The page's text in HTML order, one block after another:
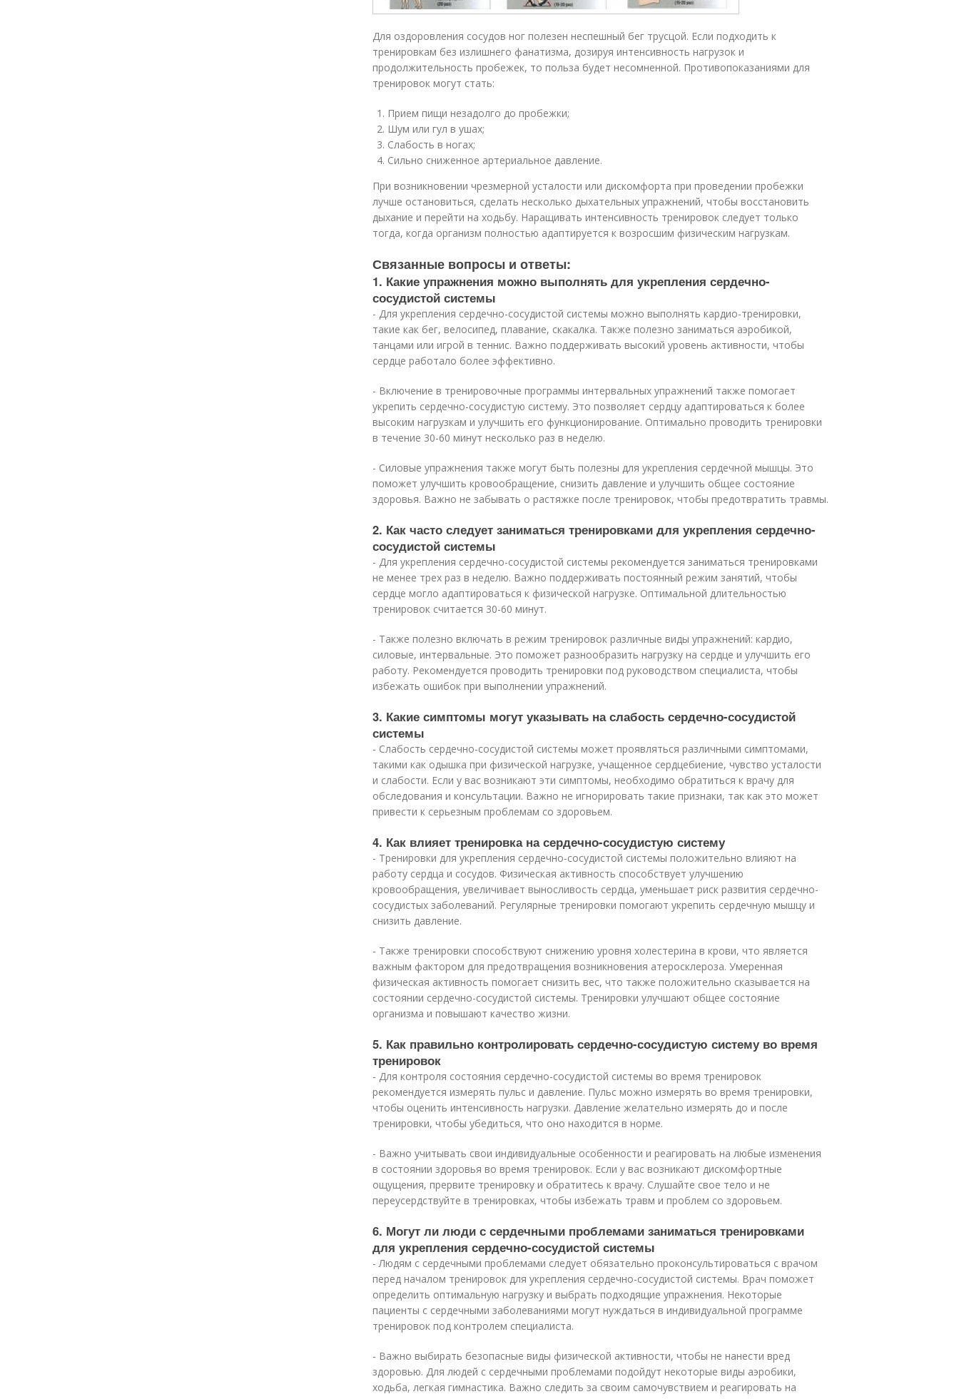
Для оздоровления сосудов ног полезен неспешный бег трусцой. Если подходить к
тренировкам без излишнего фанатизма, дозируя интенсивность нагрузок и
продолжительность пробежек, то польза будет несомненной. Противопоказаниями для
тренировок могут стать:
Прием пищи незадолго до пробежки;
Шум или гул в ушах;
Слабость в ногах;
Сильно сниженное артериальное давление.
При возникновении чрезмерной усталости или дискомфорта при проведении пробежки
лучше остановиться, сделать несколько дыхательных упражнений, чтобы восстановить
дыхание и перейти на ходьбу. Наращивать интенсивность тренировок следует только
тогда, когда организм полностью адаптируется к возросшим физическим нагрузкам.
Связанные вопросы и ответы:
1. Какие упражнения можно выполнять для укрепления сердечно-
сосудистой системы
- Для укрепления сердечно-сосудистой системы можно выполнять кардио-тренировки,
такие как бег, велосипед, плавание, скакалка. Также полезно заниматься аэробикой,
танцами или игрой в теннис. Важно поддерживать высокий уровень активности, чтобы
сердце работало более эффективно.
- Включение в тренировочные программы интервальных упражнений также помогает
укрепить сердечно-сосудистую систему. Это позволяет сердцу адаптироваться к более
высоким нагрузкам и улучшить его функционирование. Оптимально проводить тренировки
в течение 30-60 минут несколько раз в неделю.
- Силовые упражнения также могут быть полезны для укрепления сердечной мышцы. Это
поможет улучшить кровообращение, снизить давление и улучшить общее состояние
здоровья. Важно не забывать о растяжке после тренировок, чтобы предотвратить травмы.
2. Как часто следует заниматься тренировками для укрепления сердечно-
сосудистой системы
- Для укрепления сердечно-сосудистой системы рекомендуется заниматься тренировками
не менее трех раз в неделю. Важно поддерживать постоянный режим занятий, чтобы
сердце могло адаптироваться к физической нагрузке. Оптимальной длительностью
тренировок считается 30-60 минут.
- Также полезно включать в режим тренировок различные виды упражнений: кардио,
силовые, интервальные. Это поможет разнообразить нагрузку на сердце и улучшить его
работу. Рекомендуется проводить тренировки под руководством специалиста, чтобы
избежать ошибок при выполнении упражнений.
3. Какие симптомы могут указывать на слабость сердечно-сосудистой
системы
- Слабость сердечно-сосудистой системы может проявляться различными симптомами,
такими как одышка при физической нагрузке, учащенное сердцебиение, чувство усталости
и слабости. Если у вас возникают эти симптомы, необходимо обратиться к врачу для
обследования и консультации. Важно не игнорировать такие признаки, так как это может
привести к серьезным проблемам со здоровьем.
4. Как влияет тренировка на сердечно-сосудистую систему
- Тренировки для укрепления сердечно-сосудистой системы положительно влияют на
работу сердца и сосудов. Физическая активность способствует улучшению
кровообращения, увеличивает выносливость сердца, уменьшает риск развития сердечно-
сосудистых заболеваний. Регулярные тренировки помогают укрепить сердечную мышцу и
снизить давление.
- Также тренировки способствуют снижению уровня холестерина в крови, что является
важным фактором для предотвращения возникновения атеросклероза. Умеренная
физическая активность помогает снизить вес, что также положительно сказывается на
состоянии сердечно-сосудистой системы. Тренировки улучшают общее состояние
организма и повышают качество жизни.
5. Как правильно контролировать сердечно-сосудистую систему во время
тренировок
- Для контроля состояния сердечно-сосудистой системы во время тренировок
рекомендуется измерять пульс и давление. Пульс можно измерять во время тренировки,
чтобы оценить интенсивность нагрузки. Давление желательно измерять до и после
тренировки, чтобы убедиться, что оно находится в норме.
- Важно учитывать свои индивидуальные особенности и реагировать на любые изменения
в состоянии здоровья во время тренировок. Если у вас возникают дискомфортные
ощущения, прервите тренировку и обратитесь к врачу. Слушайте свое тело и не
переусердствуйте в тренировках, чтобы избежать травм и проблем со здоровьем.
6. Могут ли люди с сердечными проблемами заниматься тренировками
для укрепления сердечно-сосудистой системы
- Людям с сердечными проблемами следует обязательно проконсультироваться с врачом
перед началом тренировок для укрепления сердечно-сосудистой системы. Врач поможет
определить оптимальную нагрузку и выбрать подходящие упражнения. Некоторые
пациенты с сердечными заболеваниями могут нуждаться в индивидуальной программе
тренировок под контролем специалиста.
- Важно выбирать безопасные виды физической активности, чтобы не нанести вред
здоровью. Для людей с сердечными проблемами подойдут некоторые виды аэробики,
ходьба, легкая гимнастика. Важно следить за своим самочувствием и реагировать на